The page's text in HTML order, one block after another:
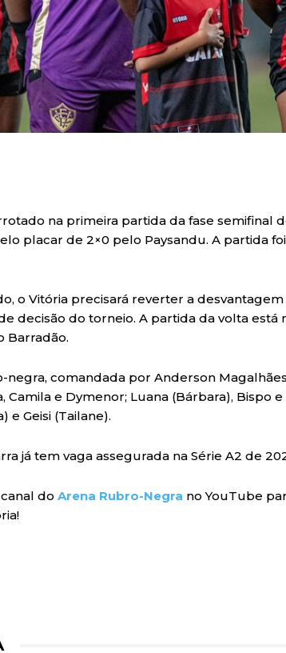
na primeira partida da fase semifinal
placar de 2×0 pelo Paysandu. A partida
o Vitória precisará reverter a
decisão do torneio. A partida da volta está
Barradão.
comandada por Anderson
Camila e Dymenor; Luana (Bárbara), Bispo
e Geisi (Tailane).
já tem vaga assegurada na Série A2 de
do Arena Rubro-Negra no YouTube